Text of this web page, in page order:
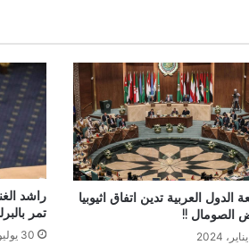
الدول العربية تدين اتفاق اثيوبيا
الصومال !!
راشد
تمر
30 يوليو، 2021